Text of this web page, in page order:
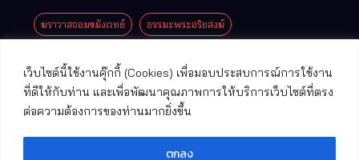
เว็บไซต์นี้ใช้งานคุ๊กกี้ (Cookies) เพื่อมอบประสบการณ์การใช้งาน
ที่ดีให้กับท่าน และเพื่อพัฒนาคุณภาพการให้บริการเว็บไซต์ที่ตรง
ต่อความต้องการของท่านมากยิ่งขึ้น
ตกลง
แล้ว วัดป่า
อ.แม่ริม
จ.เชียงใหม่
มณี
ฆราวาสจอมขมังเวทย์ ธรรมะพระอริยสงฆ์
ปาฏิหาริย์พระเครื่อง พระธาตุศักดิ์สิทธิ์
พระพุทธรูปศักดิ์สิทธิ์ วัดที่สําคัญ